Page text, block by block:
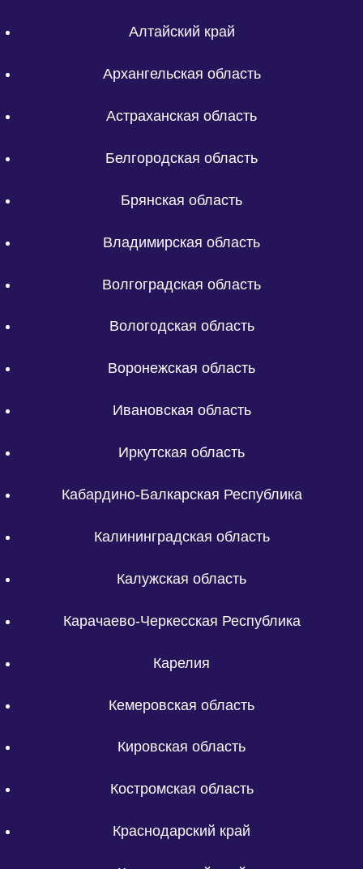
Алтайский край
Архангельская область
Астраханская область
Белгородская область
Брянская область
Владимирская область
Волгоградская область
Вологодская область
Воронежская область
Ивановская область
Иркутская область
Кабардино-Балкарская Республика
Калининградская область
Калужская область
Карачаево-Черкесская Республика
Карелия
Кемеровская область
Кировская область
Костромская область
Краснодарский край